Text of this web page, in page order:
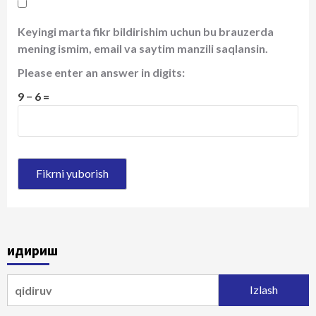
Keyingi marta fikr bildirishim uchun bu brauzerda
mening ismim, email va saytim manzili saqlansin.
Please enter an answer in digits:
9 − 6 =
Қидириш